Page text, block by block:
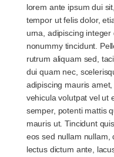
lorem ante ipsum dui
tempor ut felis dolor,
urna, adipiscing
nonummy tincidunt.
rutrum aliquam sed,
dui quam nec,
adipiscing mauris
vehicula volutpat vel ut
semper, potenti mattis
mauris ut. Tincidunt
eos sed nullam nullam,
lectus dictum ante,